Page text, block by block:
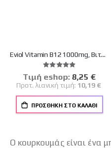
Eviol Vitamin B12 1000mg, Βιταμίνη Β12, 30caps
Βαθμολογία:
100%
Tιμή eshop: Ειδική
Τιμή
8,25 €
Προτ. λιανική τιμή: 10,19 €
ΠΡΟΣΘΉΚΗ ΣΤΟ ΚΑΛΆΘΙ
O κουρκουμάς είναι ένα